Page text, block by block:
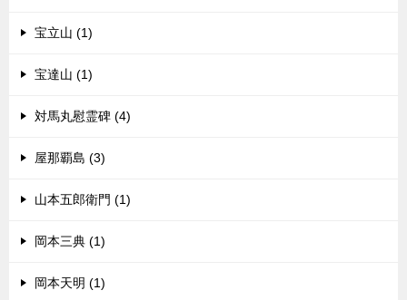
宝立山 (1)
宝達山 (1)
対馬丸慰霊碑 (4)
屋那覇島 (3)
山本五郎衛門 (1)
岡本三典 (1)
岡本天明 (1)